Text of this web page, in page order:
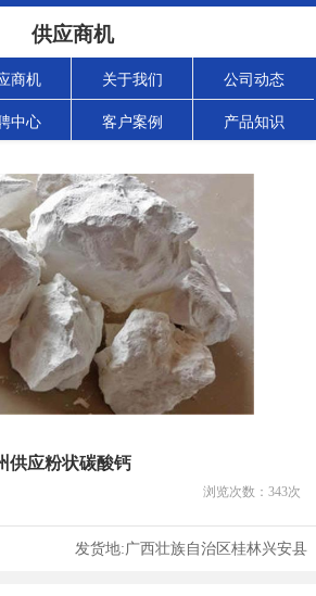
供应商机
商机 关于我们 公司动态
中心 客户案例 产品知识
供应粉状碳酸钙
浏览次数： 343次
发货地:广西壮族自治区桂林兴安县